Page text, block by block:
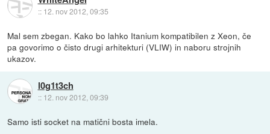
:: 12. nov 2012, 09:35
Mal sem zbegan. Kako bo lahko Itanium kompatibilen z Xeon, če
pa govorimo o čisto drugi arhitekturi (VLIW) in naboru strojnih
ukazov.
l0g1t3ch
:: 12. nov 2012, 09:39
Samo isti socket na matični bosta imela.